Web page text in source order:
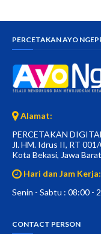
PERCETAKAN AYO
Alamat:
PERCETAKAN
Jl. HM. Idrus II, RT
Kota Bekasi, Jawa
Hari dan Jam Kerja:
Senin - Sabtu : 08:00 -
CONTACT PERSON